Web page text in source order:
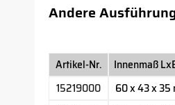
Andere
Artikel-Nr.
Innenmaß
15219000
60 x 43 x 35